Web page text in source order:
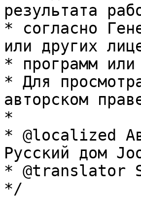
результата
* согласно
или других
* программ
* Для
авторском
*
* @localized
Русский дом
* @translator
*/